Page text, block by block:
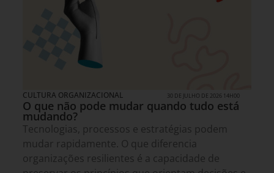
CULTURA ORGANIZACIONAL 30 DE JULHO DE 2026 14H00
O que não pode mudar quando tudo está
mudando?
Tecnologias, processos e estratégias podem
mudar rapidamente. O que diferencia
organizações resilientes é a capacidade de